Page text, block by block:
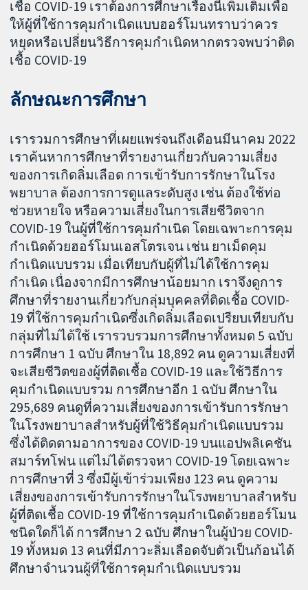
เชื้อ COVID-19 เราต้องการศึกษาเรื่องนี้เพิ่มเติมเพื่อ
ให้ผู้ที่ใช้การคุมกำเนิดแบบฮอร์โมนทราบว่าควร
หยุดหรือเปลี่ยนวิธีการคุมกำเนิดหากตรวจพบว่าติด
เชื้อ COVID-19
ลักษณะการศึกษา
เรารวมการศึกษาที่เผยแพร่จนถึงเดือนมีนาคม 2022
เราค้นหาการศึกษาที่รายงานเกี่ยวกับความเสี่ยง
ของการเกิดลิ่มเลือด การเข้ารับการรักษาในโรง
พยาบาล ต้องการการดูแลระดับสูง เช่น ต้องใช้ท่อ
ช่วยหายใจ หรือความเสี่ยงในการเสียชีวิตจาก
COVID-19 ในผู้ที่ใช้การคุมกำเนิด โดยเฉพาะการคุม
กำเนิดด้วยฮอร์โมนเอสโตรเจน เช่น ยาเม็ดคุม
กำเนิดแบบรวม เมื่อเทียบกับผู้ที่ไม่ได้ใช้การคุม
กำเนิด เนื่องจากมีการศึกษาน้อยมาก เราจึงดูการ
ศึกษาที่รายงานเกี่ยวกับกลุ่มบุคคลที่ติดเชื้อ COVID-
19 ที่ใช้การคุมกำเนิดซึ่งเกิดลิ่มเลือดเปรียบเทียบกับ
กลุ่มที่ไม่ได้ใช้ เรารวบรวมการศึกษาทั้งหมด 5 ฉบับ
การศึกษา 1 ฉบับ ศึกษาใน 18,892 คน ดูความเสี่ยงที่
จะเสียชีวิตของผู้ที่ติดเชื้อ COVID-19 และใช้วิธีการ
คุมกำเนิดแบบรวม การศึกษาอีก 1 ฉบับ ศึกษาใน
295,689 คนดูที่ความเสี่ยงของการเข้ารับการรักษา
ในโรงพยาบาลสำหรับผู้ที่ใช้วิธีคุมกำเนิดแบบรวม
ซึ่งได้ติดตามอาการของ COVID-19 บนแอปพลิเคชัน
สมาร์ทโฟน แต่ไม่ได้ตรวจหา COVID-19 โดยเฉพาะ
การศึกษาที่ 3 ซึ่งมีผู้เข้าร่วมเพียง 123 คน ดูความ
เสี่ยงของการเข้ารับการรักษาในโรงพยาบาลสำหรับ
ผู้ที่ติดเชื้อ COVID-19 ที่ใช้การคุมกำเนิดด้วยฮอร์โมน
ชนิดใดก็ได้ การศึกษา 2 ฉบับ ศึกษาในผู้ป่วย COVID-
19 ทั้งหมด 13 คนที่มีภาวะลิ่มเลือดจับตัวเป็นก้อนได้
ศึกษาจำนวนผู้ที่ใช้การคุมกำเนิดแบบรวม